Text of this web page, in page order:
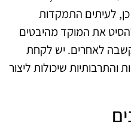
לעיתים התמקדות
את המוקד מהיבטים
לאחרים. יש לקחת
שיכולות ליצור